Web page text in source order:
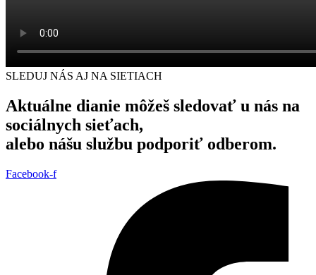
SLEDUJ NÁS AJ NA SIETIACH
Aktuálne dianie môžeš sledovať u nás na
sociálnych sieťach,
alebo nášu službu podporiť odberom.
Facebook-f